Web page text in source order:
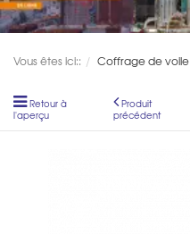
Vous êtes ici:: Coffrage de voile
Retour à
l'aperçu
Produit
précédent